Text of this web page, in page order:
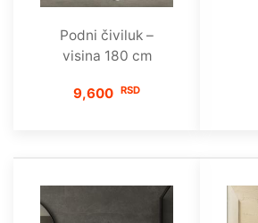
Podni čiviluk –
visina 180 cm
9,600 RSD